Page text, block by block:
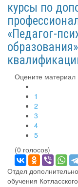
курсы по
«Педагог-
Оцените материал
1
2
3
4
5
(0 голосов)
Отдел
обучения